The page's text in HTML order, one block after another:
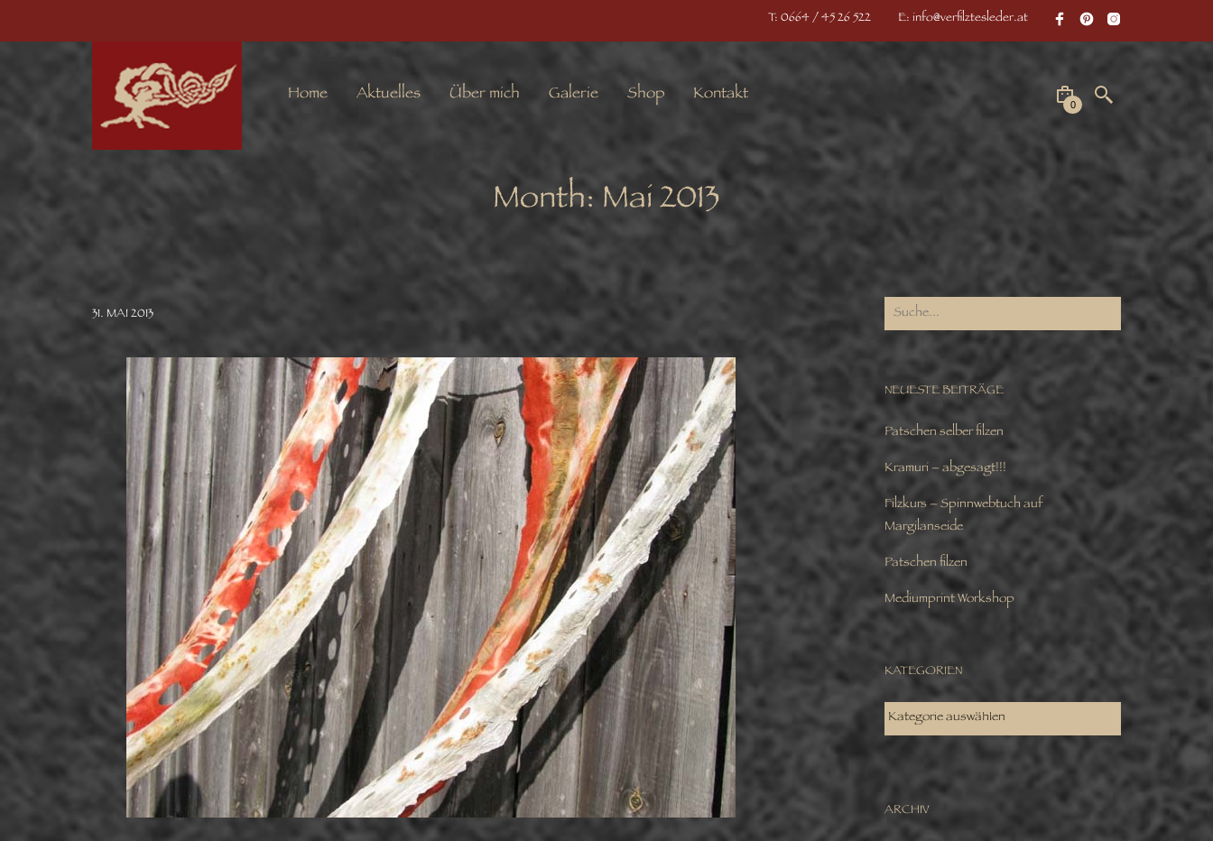
T: 0664 / 45 26 522 E: info@verfilztesleder.at
Home Aktuelles Über mich Galerie Shop Kontakt 0
Month: Mai 2013
31. MAI 2013
NEUESTE BEITRÄGE
Patschen selber filzen
Kramuri – abgesagt!!!
Filzkurs – Spinnwebtuch auf
Margilanseide
Patschen filzen
Mediumprint Workshop
KATEGORIEN
KATEGORIEN
ARCHIV